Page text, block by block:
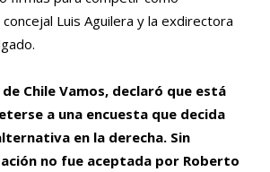
Luis Aguilera y la exdirectora
Chile Vamos, declaró que está
a una encuesta que decida
en la derecha. Sin
no fue aceptada por Roberto